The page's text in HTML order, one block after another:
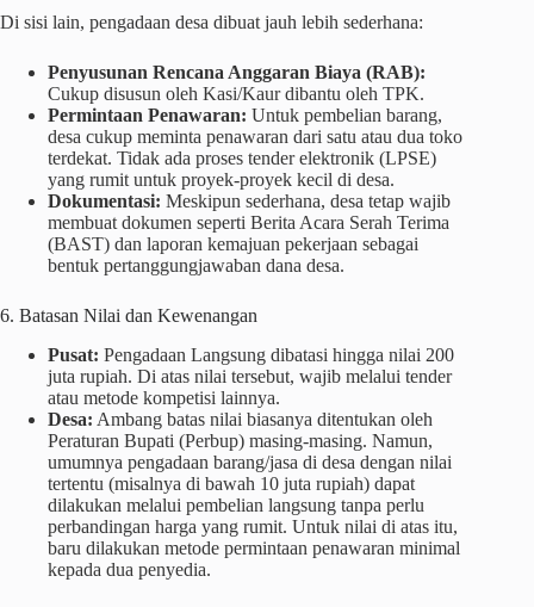
Di sisi lain, pengadaan desa dibuat jauh lebih sederhana:
Penyusunan Rencana Anggaran Biaya (RAB):
Cukup disusun oleh Kasi/Kaur dibantu oleh TPK.
Permintaan Penawaran: Untuk pembelian barang,
desa cukup meminta penawaran dari satu atau dua toko
terdekat. Tidak ada proses tender elektronik (LPSE)
yang rumit untuk proyek-proyek kecil di desa.
Dokumentasi: Meskipun sederhana, desa tetap wajib
membuat dokumen seperti Berita Acara Serah Terima
(BAST) dan laporan kemajuan pekerjaan sebagai
bentuk pertanggungjawaban dana desa.
6. Batasan Nilai dan Kewenangan
Pusat: Pengadaan Langsung dibatasi hingga nilai 200
juta rupiah. Di atas nilai tersebut, wajib melalui tender
atau metode kompetisi lainnya.
Desa: Ambang batas nilai biasanya ditentukan oleh
Peraturan Bupati (Perbup) masing-masing. Namun,
umumnya pengadaan barang/jasa di desa dengan nilai
tertentu (misalnya di bawah 10 juta rupiah) dapat
dilakukan melalui pembelian langsung tanpa perlu
perbandingan harga yang rumit. Untuk nilai di atas itu,
baru dilakukan metode permintaan penawaran minimal
kepada dua penyedia.